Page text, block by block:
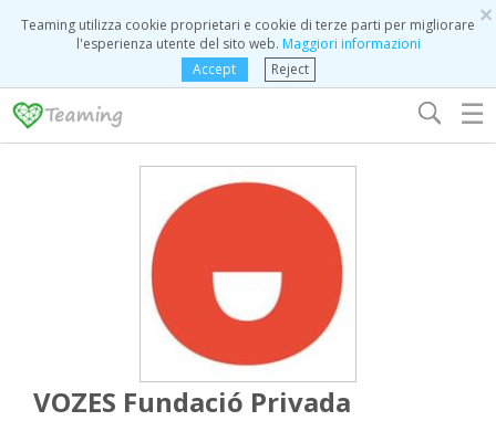
×
Teaming utilizza cookie proprietari e cookie di terze parti per migliorare
l'esperienza utente del sito web. Maggiori informazioni
Accept
Reject
☰
VOZES Fundació Privada